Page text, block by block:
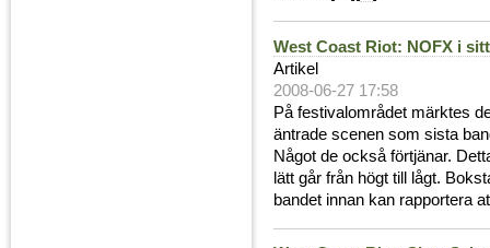
West Coast Riot: NOFX i
Artikel
2008-06-27 17:58
På festivalområdet märktes
äntrade scenen som sista
Något de också förtjänar.
lätt går från högt till lågt.
bandet innan kan rapportera